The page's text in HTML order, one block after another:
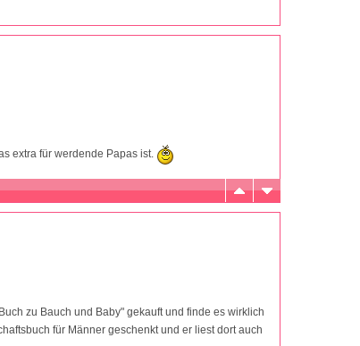
extra für werdende Papas ist.
zu Bauch und Baby" gekauft und finde es wirklich
für Männer geschenkt und er liest dort auch